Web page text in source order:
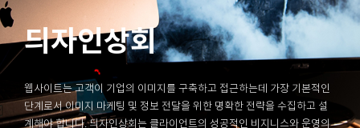
듸자인상회
웹사이트는 고객이 기업의 이미지를 구축하고 접근하는데 가장 기본적인
단계로서 이미지 마케팅 및 정보 전달을 위한 명확한 전략을 수집하고 설
계해야 합니다. 듸자인상회는 클라이언트의 성공적인 비지니스와 운영의